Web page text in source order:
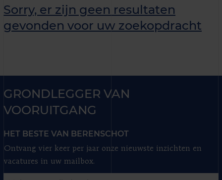
Sorry, er zijn geen resultaten
gevonden voor uw zoekopdracht
GRONDLEGGER VAN
VOORUITGANG
HET BESTE VAN BERENSCHOT
Ontvang vier keer per jaar onze nieuwste inzichten en
vacatures in uw mailbox.